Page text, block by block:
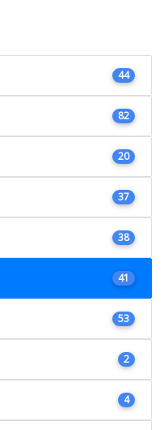
44
82
20
37
38
41
53
2
4